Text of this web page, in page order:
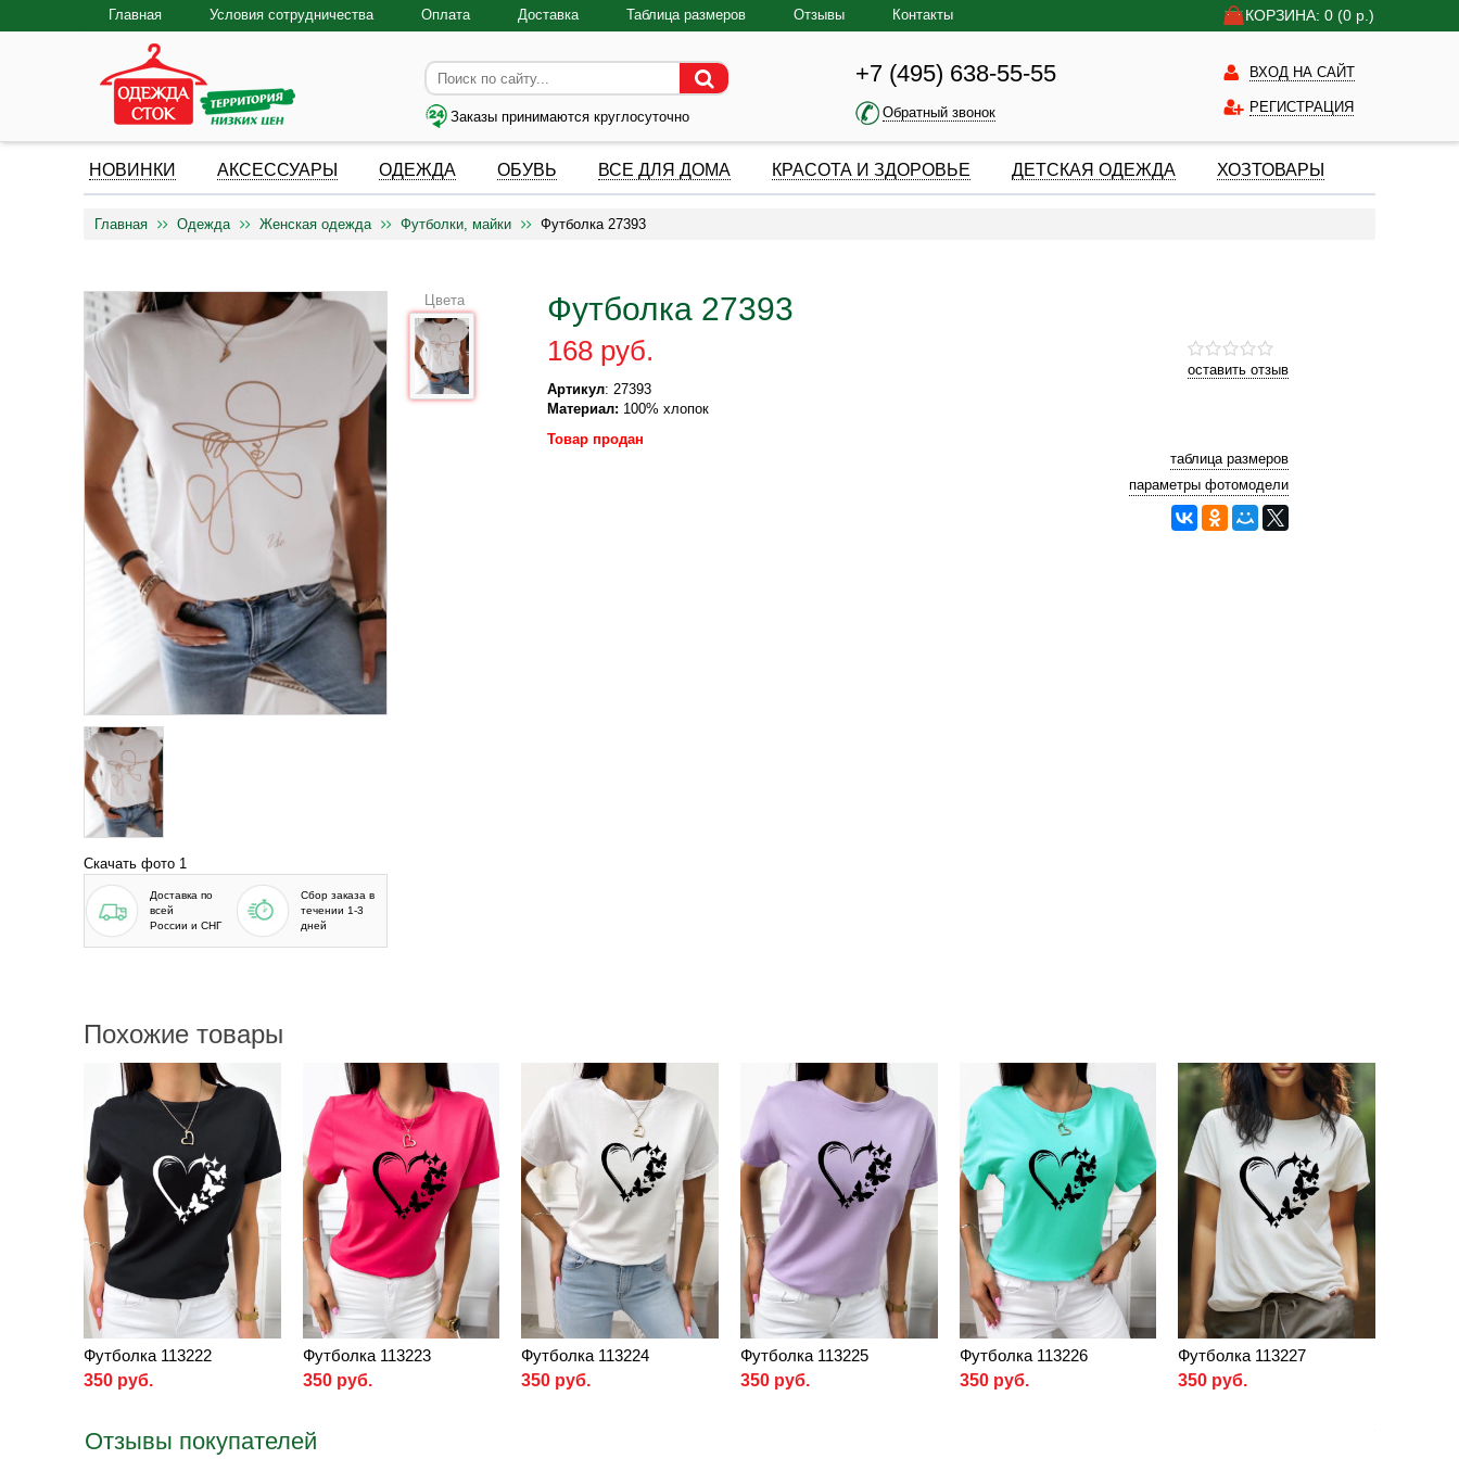
КОРЗИНА: 0 (0 р.)
Главная Условия сотрудничества Оплата Доставка Таблица размеров Отзывы Контакты
Заказы принимаются круглосуточно
+7 (495) 638-55-55
Обратный звонок
ВХОД НА САЙТ
РЕГИСТРАЦИЯ
НОВИНКИ АКСЕССУАРЫ ОДЕЖДА ОБУВЬ ВСЕ ДЛЯ ДОМА КРАСОТА И ЗДОРОВЬЕ ДЕТСКАЯ ОДЕЖДА ХОЗТОВАРЫ
Главная Одежда Женская одежда Футболки, майки Футболка 27393
Скачать фото 1
Доставка по
всей
России и СНГ
Сбор заказа в
течении 1-3
дней
Футболка 27393
оставить отзыв
168 руб.
Артикул: 27393
Материал: 100% хлопок
Цвета
Товар продан
таблица размеров
параметры фотомодели
Похожие товары
Футболка 113222
350 руб.
Футболка 113223
350 руб.
Футболка 113224
350 руб.
Футболка 113225
350 руб.
Футболка 113226
350 руб.
Футболка 113227
350 руб.
Отзывы покупателей